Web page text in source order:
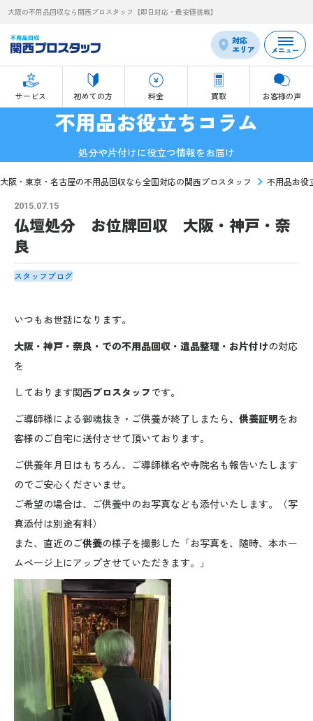
大阪の不用品回収なら関西プロスタッフ【即日対応・最安値挑戦】
対応
エリア
サービス 初めての方 料金 買取 お客様の声
メニュー
不用品お役立ちコラム
処分や片付けに役立つ情報をお届け
大阪・東京・名古屋の不用品回収なら全国対応の関西プロスタッフ 不用品お役
2015.07.15
仏壇処分 お位牌回収 大阪・神戸・奈
良
スタッフブログ
いつもお世話になります。
大阪・神戸・奈良・での不用品回収・遺品整理・お片付けの対応
を
しております関西プロスタッフです。
ご導師様による御魂抜き・ご供養が終了しまたら、供養証明をお
客様のご自宅に送付させて頂いております。
ご供養年月日はもちろん、ご導師様名や寺院名も報告いたします
のでご安心くださいませ。
ご希望の場合は、ご供養中のお写真なども添付いたします。（写
真添付は別途有料）
また、直近のご供養の様子を撮影した「お写真を、随時、本ホー
ムページ上にアップさせていただきます。」